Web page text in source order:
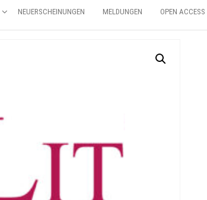
NEUERSCHEINUNGEN MELDUNGEN OPEN ACCESS